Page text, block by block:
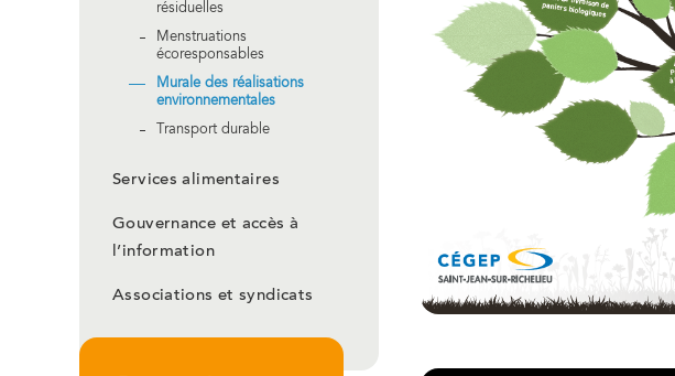
résiduelles
Menstruations
écoresponsables
Murale des réalisations
environnementales
Transport durable
Services alimentaires
Gouvernance et accès à
l’information
Associations et syndicats